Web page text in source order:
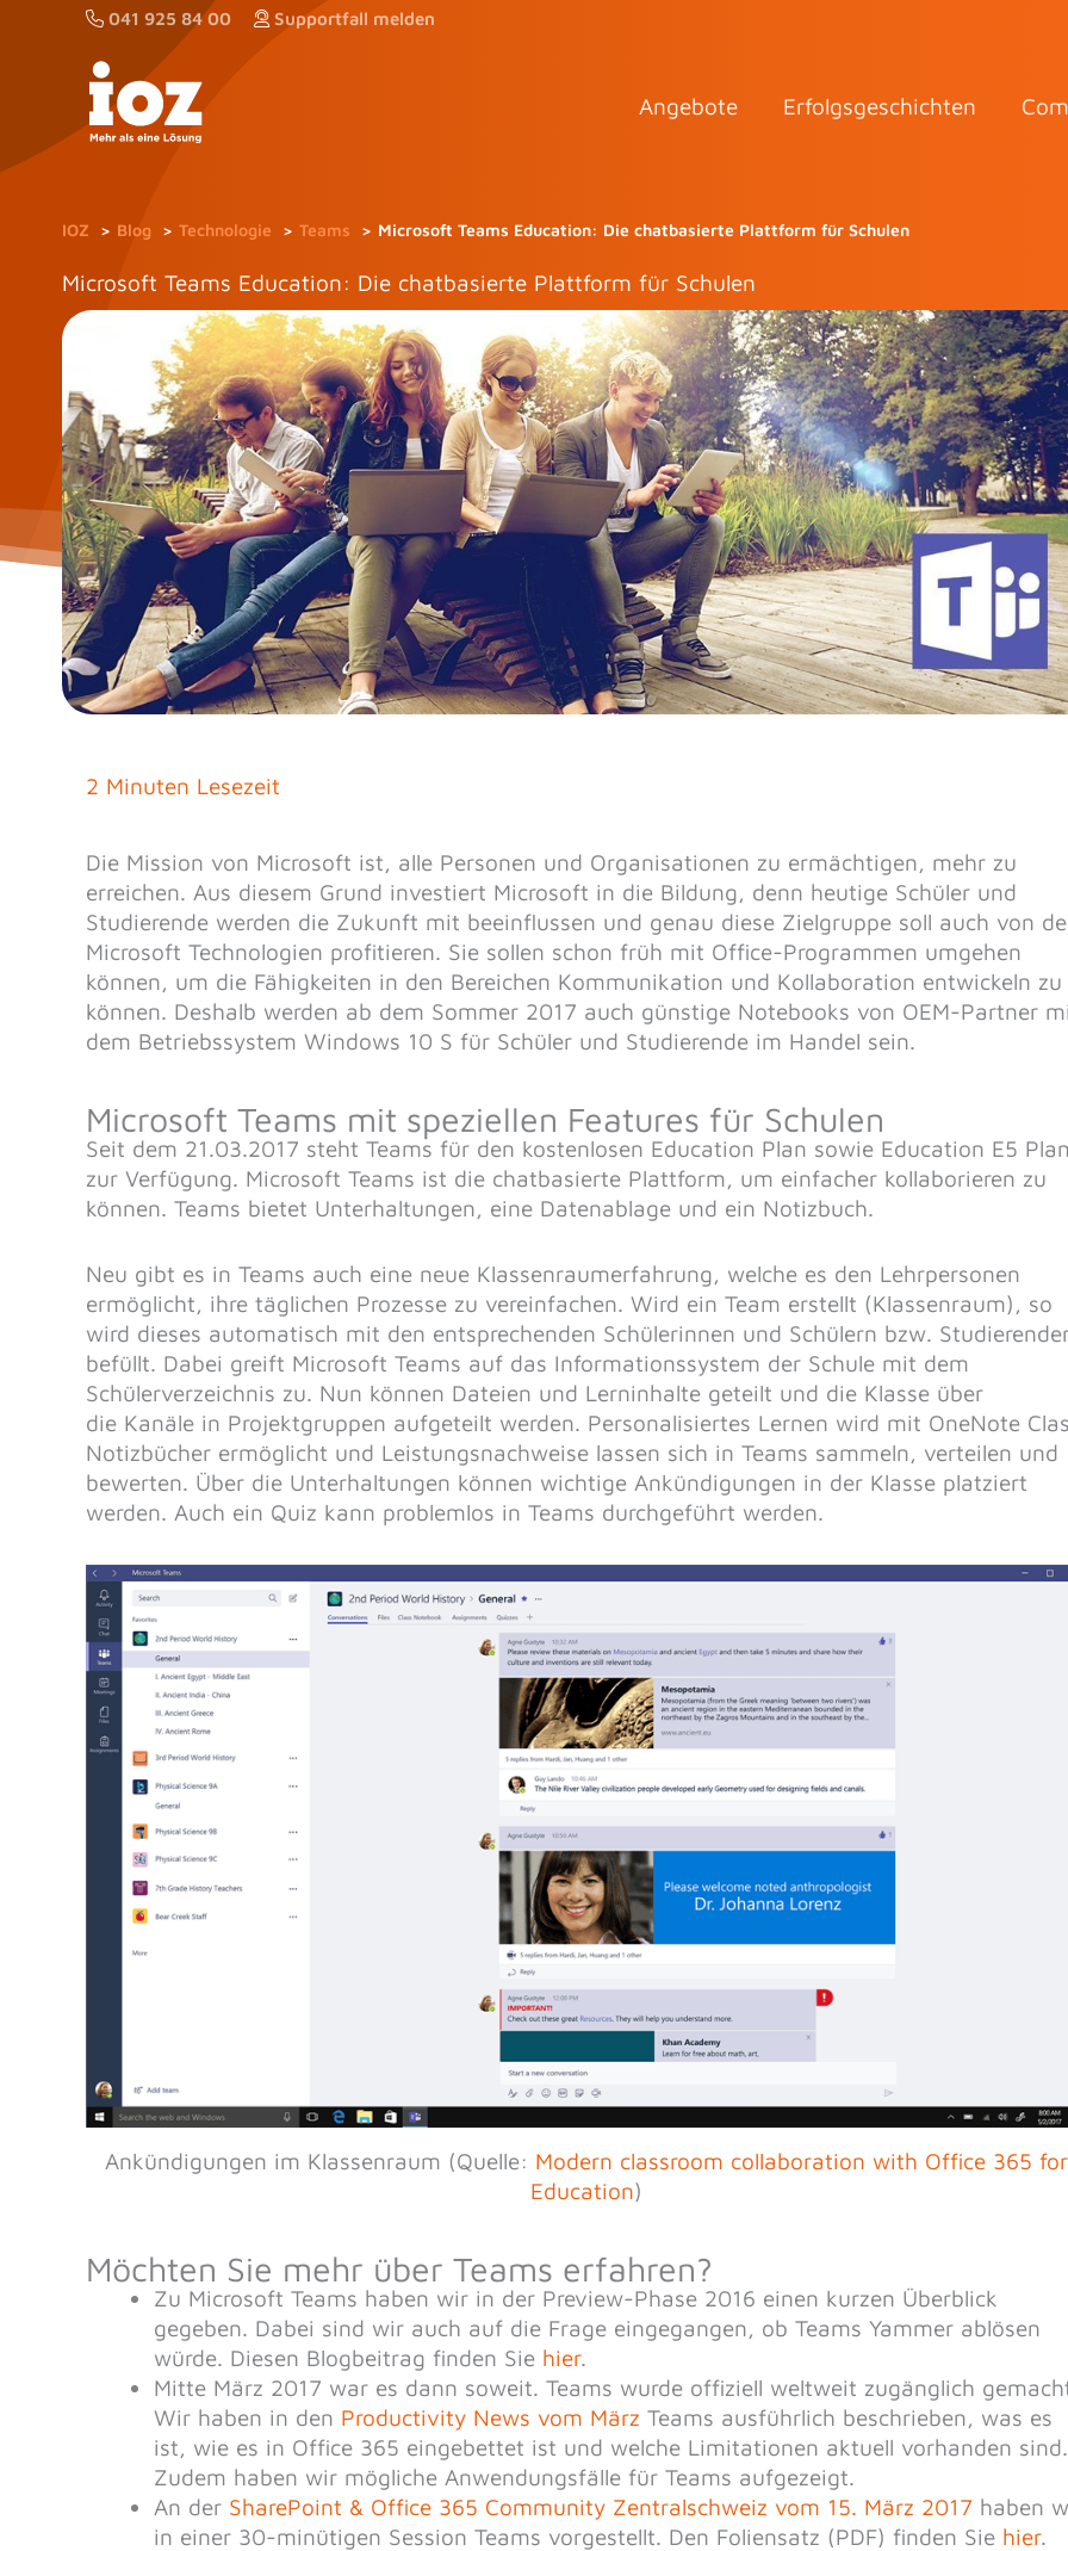
041 925 84 00 Supportfall melden
Angebote Erfolgsgeschichten
IOZ Blog Technologie Teams Microsoft Teams Education: Die chatbasierte Plattform für Schulen
Microsoft Teams Education: Die chatbasierte Plattform für Schulen
2 Minuten Lesezeit
Die Mission von Microsoft ist, alle Personen und Organisationen zu ermächtigen, mehr zu
erreichen. Aus diesem Grund investiert Microsoft in die Bildung, denn heutige Schüler und
Studierende werden die Zukunft mit beeinflussen und genau diese Zielgruppe soll auch von
Microsoft Technologien profitieren. Sie sollen schon früh mit Office-Programmen umgehen
können, um die Fähigkeiten in den Bereichen Kommunikation und Kollaboration entwickeln zu
können. Deshalb werden ab dem Sommer 2017 auch günstige Notebooks von OEM-Partner
dem Betriebssystem Windows 10 S für Schüler und Studierende im Handel sein.
Microsoft Teams mit speziellen Features für Schulen
Seit dem 21.03.2017 steht Teams für den kostenlosen Education Plan sowie Education E5
zur Verfügung. Microsoft Teams ist die chatbasierte Plattform, um einfacher kollaborieren zu
können. Teams bietet Unterhaltungen, eine Datenablage und ein Notizbuch.
Neu gibt es in Teams auch eine neue Klassenraumerfahrung, welche es den Lehrpersonen
ermöglicht, ihre täglichen Prozesse zu vereinfachen. Wird ein Team erstellt (Klassenraum), so
wird dieses automatisch mit den entsprechenden Schülerinnen und Schülern bzw.
befüllt. Dabei greift Microsoft Teams auf das Informationssystem der Schule mit dem
Schülerverzeichnis zu. Nun können Dateien und Lerninhalte geteilt und die Klasse über
die Kanäle in Projektgruppen aufgeteilt werden. Personalisiertes Lernen wird mit OneNote
Notizbücher ermöglicht und Leistungsnachweise lassen sich in Teams sammeln, verteilen und
bewerten. Über die Unterhaltungen können wichtige Ankündigungen in der Klasse platziert
werden. Auch ein Quiz kann problemlos in Teams durchgeführt werden.
Ankündigungen im Klassenraum (Quelle: Modern classroom collaboration with Office 365 for
Education)
Möchten Sie mehr über Teams erfahren?
Zu Microsoft Teams haben wir in der Preview-Phase 2016 einen kurzen Überblick
gegeben. Dabei sind wir auch auf die Frage eingegangen, ob Teams Yammer ablösen
würde. Diesen Blogbeitrag finden Sie hier.
Mitte März 2017 war es dann soweit. Teams wurde offiziell weltweit zugänglich
Wir haben in den Productivity News vom März Teams ausführlich beschrieben, was es
ist, wie es in Office 365 eingebettet ist und welche Limitationen aktuell vorhanden sind.
Zudem haben wir mögliche Anwendungsfälle für Teams aufgezeigt.
An der SharePoint & Office 365 Community Zentralschweiz vom 15. März 2017 haben
in einer 30-minütigen Session Teams vorgestellt. Den Foliensatz (PDF) finden Sie hier.